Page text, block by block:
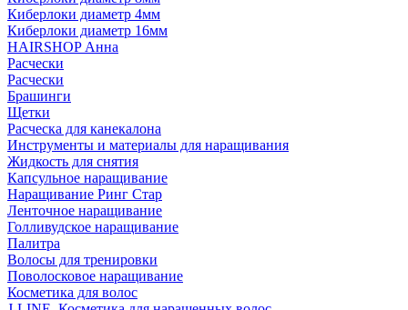
Киберлоки диаметр 4мм
Киберлоки диаметр 16мм
HAIRSHOP Анна
Расчески
Расчески
Брашинги
Щетки
Расческа для канекалона
Инструменты и материалы для наращивания
Жидкость для снятия
Капсульное наращивание
Наращивание Ринг Стар
Ленточное наращивание
Голливудское наращивание
Палитра
Волосы для тренировки
Поволосковое наращивание
Косметика для волос